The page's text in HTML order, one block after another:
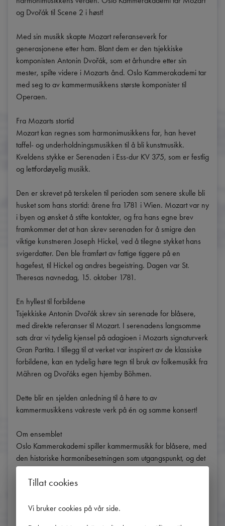
og Dvořák til Scene 2 i høst!
Med sin musikk skapte Mozart referanseverk for
generasjonene etter ham. Blant dem er den tsjekkiske
komponisten Antonin Dvořák, som et århundre etter sin
mester, spilte videre i Mozarts ånd. Oslo Kammerakademi tar
med seg to av kammermusikkens største komponister til
Operaen.
Fra Mozarts stortid
Mozart kan regnes som harmonimusikkens far, han hevet
taffel- og underholdningsmusikken til å bli kunstmusikk.
Kveldens stykke er Serenaden i Ess-dur KV 375, som er festlig
og lettfordøyelig musikk.
Den er skrevet på terskelen til perioden som senere skulle bli
husket som hans stortid: årene fra 1781 i Wien. Mozart var ny
i byen og ønsket å stifte kontakter, og fra hans egne brev
framkommer det at han skrev serenaden for å smigre den
viktige kunstneren Joseph Hickel, ved å tilegne stykket hans
svigerdatter. Den ble framført av fattige tiggere på en
hagefest, til Hickel og andres begeistring. Dagen var St.
Theresas navnedag, 15. oktober 1781.
En hyllest til forbildene
Tsjekkiske Antonin Dvořák skrev sin serenade for blåsere,
med direkte referanser til Mozart. I serenadens langsomme
sats drar vi tydelig kjensel på adagioen i Mozarts signaturverk
Gran Partita. I tillegg til at verket var inspirert av de klassiske
forbildene, kan en tydelig høre tegn til bruk av folkemusikk fra
Mähren og Dvořáks egen hjemby Böhmen.
Dette blir en sjelden anledning til å høre to av
kammermusikkens vakreste verk på én og samme konsert!
Om ensemblet
Oslo Kammerakademi spiller kammermusikk for blåsere, med
den historiske harmonibesetningen som utgangspunkt, og det
er David Friedemann Strunck som er initiativtaker og
kunstnerisk leder for ensemblet.
Musikerne bruker historiske messinginstrumenter i musikk fra
Tillat cookies
Vi bruker cookies på vår side.